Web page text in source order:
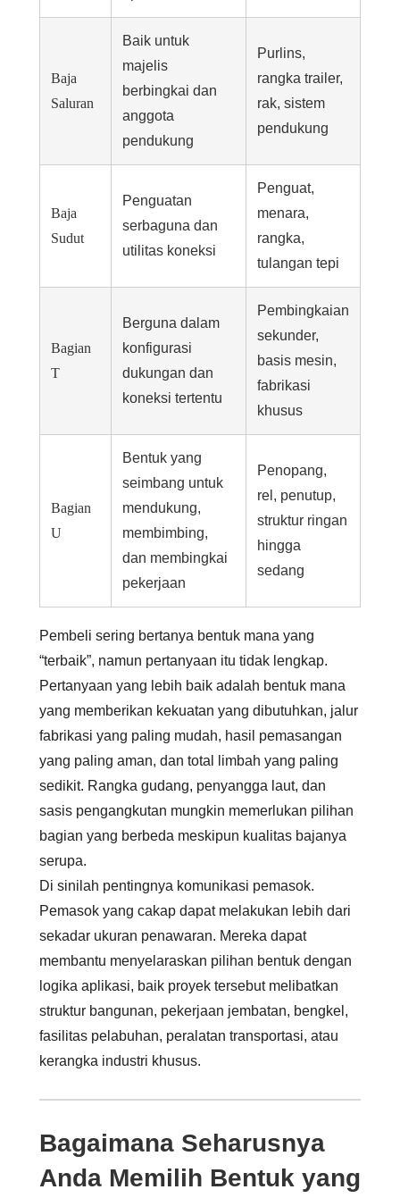
Baja
Saluran
Baik untuk
majelis
berbingkai dan
anggota
pendukung
Purlins,
rangka trailer,
rak, sistem
pendukung
Baja
Sudut
Penguatan
serbaguna dan
utilitas koneksi
Penguat,
menara,
rangka,
tulangan tepi
Bagian
T
Berguna dalam
konfigurasi
dukungan dan
koneksi tertentu
Pembingkaian
sekunder,
basis mesin,
fabrikasi
khusus
Bagian
U
Bentuk yang
seimbang untuk
mendukung,
membimbing,
dan membingkai
pekerjaan
Penopang,
rel, penutup,
struktur ringan
hingga
sedang
Pembeli sering bertanya bentuk mana yang
“terbaik”, namun pertanyaan itu tidak lengkap.
Pertanyaan yang lebih baik adalah bentuk mana
yang memberikan kekuatan yang dibutuhkan, jalur
fabrikasi yang paling mudah, hasil pemasangan
yang paling aman, dan total limbah yang paling
sedikit. Rangka gudang, penyangga laut, dan
sasis pengangkutan mungkin memerlukan pilihan
bagian yang berbeda meskipun kualitas bajanya
serupa.
Di sinilah pentingnya komunikasi pemasok.
Pemasok yang cakap dapat melakukan lebih dari
sekadar ukuran penawaran. Mereka dapat
membantu menyelaraskan pilihan bentuk dengan
logika aplikasi, baik proyek tersebut melibatkan
struktur bangunan, pekerjaan jembatan, bengkel,
fasilitas pelabuhan, peralatan transportasi, atau
kerangka industri khusus.
Bagaimana Seharusnya
Anda Memilih Bentuk yang